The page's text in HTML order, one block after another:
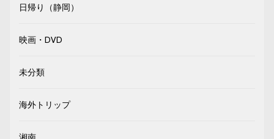
日帰り（静岡）
映画・DVD
未分類
海外トリップ